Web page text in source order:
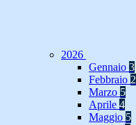
2026
Gennaio 3
Febbraio 2
Marzo 5
Aprile 4
Maggio 5